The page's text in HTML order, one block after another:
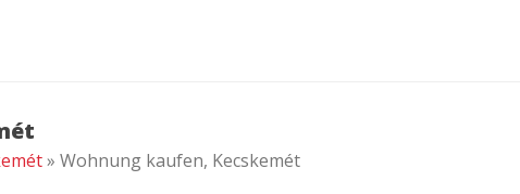
» Wohnung kaufen, Kecskemét